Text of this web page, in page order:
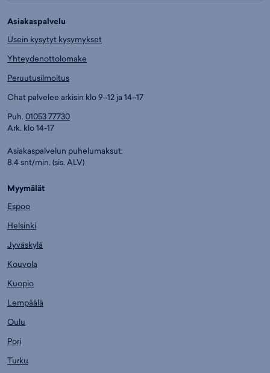
Asiakaspalvelu
Usein kysytyt kysymykset
Yhteydenottolomake
Peruutusilmoitus
Chat palvelee arkisin klo 9–12 ja 14–17
Puh. 01053 77730
Ark. klo 14-17
Asiakaspalvelun puhelumaksut:
8,4 snt/min. (sis. ALV)
Myymälät
Espoo
Helsinki
Jyväskylä
Kouvola
Kuopio
Lempäälä
Oulu
Pori
Turku